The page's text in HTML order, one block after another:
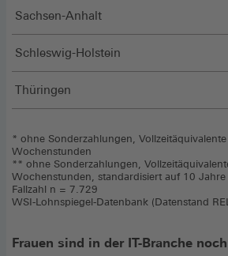
Sachsen-Anhalt
Schleswig-Holstein
Thüringen
* ohne Sonderzahlungen,
Wochenstunden
** ohne Sonderzahlungen,
Wochenstunden, standardisiert auf 10
Fallzahl n = 7.729
WSI-Lohnspiegel-Datenbank (Datenstand
Frauen sind in der IT-Branche